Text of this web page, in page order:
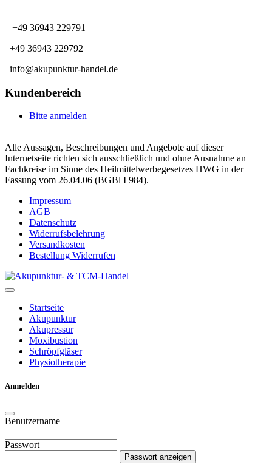
+49 36943 229791
+49 36943 229792
info@akupunktur-handel.de
Kundenbereich
Bitte anmelden
Alle Aussagen, Beschreibungen und Angebote auf dieser
Internetseite richten sich ausschließlich und ohne Ausnahme an
Fachkreise im Sinne des Heilmittelwerbegesetzes HWG in der
Fassung vom 26.04.06 (BGBl I 984).
Impressum
AGB
Datenschutz
Widerrufsbelehrung
Versandkosten
Bestellung Widerrufen
Startseite
Akupunktur
Akupressur
Moxibustion
Schröpfgläser
Physiotherapie
Anmelden
Benutzername
Passwort
Passwort anzeigen